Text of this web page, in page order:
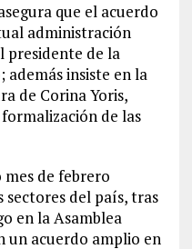
que el acuerdo
administración
presidente de la
además insiste en la
de Corina Yoris,
de las
mes de febrero
sectores del país, tras
en la Asamblea
un acuerdo amplio en